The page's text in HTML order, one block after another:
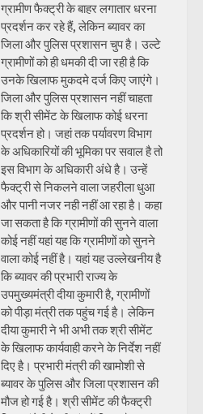
ग्रामीण फैक्ट्री के बाहर लगातार धरना
प्रदर्शन कर रहे हैं, लेकिन ब्यावर का
जिला और पुलिस प्रशासन चुप है। उल्टे
ग्रामीणों को ही धमकी दी जा रही है कि
उनके खिलाफ मुकदमे दर्ज किए जाएंगे।
जिला और पुलिस प्रशासन नहीं चाहता
कि श्री सीमेंट के खिलाफ कोई धरना
प्रदर्शन हो। जहां तक पर्यावरण विभाग
के अधिकारियों की भूमिका पर सवाल है तो
इस विभाग के अधिकारी अंधे है। उन्हें
फैक्ट्री से निकलने वाला जहरीला धुआ
और पानी नजर नही नहीं आ रहा है। कहा
जा सकता है कि ग्रामीणों की सुनने वाला
कोई नहीं यहां यह कि ग्रामीणों को सुनने
वाला कोई नहीं है। यहां यह उल्लेखनीय है
कि ब्यावर की प्रभारी राज्य के
उपमुख्यमंत्री दीया कुमारी है, ग्रामीणों
को पीड़ा मंत्री तक पहुंच गई है। लेकिन
दीया कुमारी ने भी अभी तक श्री सीमेंट
के खिलाफ कार्यवाही करने के निर्देश नहीं
दिए है। प्रभारी मंत्री की खामोशी से
ब्यावर के पुलिस और जिला प्रशासन की
मौज हो गई है। श्री सीमेंट की फैक्ट्री